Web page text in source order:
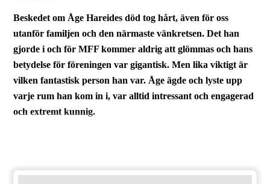
Beskedet om Åge Hareides död tog hårt, även för oss
utanför familjen och den närmaste vänkretsen. Det han
gjorde i och för MFF kommer aldrig att glömmas och hans
betydelse för föreningen var gigantisk. Men lika viktigt är
vilken fantastisk person han var. Åge ägde och lyste upp
varje rum han kom in i, var alltid intressant och engagerad
och extremt kunnig.